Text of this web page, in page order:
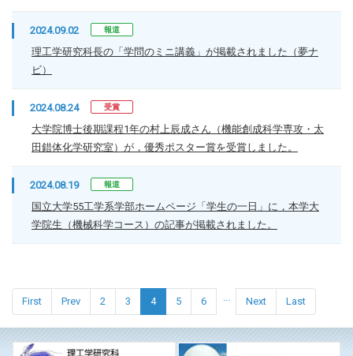
2024.09.02 報道
理工学研究科長の「学問のミニ講義」が掲載されました（夢ナ
ビ）
2024.08.24 受賞
大学院博士後期課程1年の村上辰成さん（機能創成科学専攻・太
田錯体化学研究室）が，優秀ポスター賞を受賞しました。
2024.08.19 報道
国立大学55工学系学部ホームページ「学生の一日」に，本学大
学院生（機械科学コース）の記事が掲載されました。
First Prev 2 3 4 5 6 ... Next Last